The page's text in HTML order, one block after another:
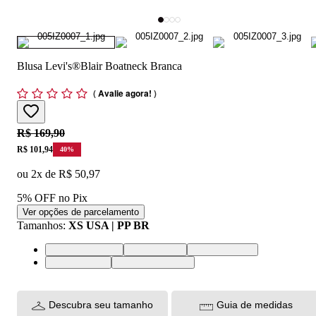
Blusa Levi's®Blair Boatneck Branca
(Avalie agora! )
Original price:
R$ 169,90
Price:
R$ 101,94 40%
ou 2x de R$ 50,97
5% OFF no Pix
Ver opções de parcelamento
Tamanhos: XS USA | PP BR
XS USA | PP BRS USA | P BRM USA | M BR
L USA | G BRXL USA | GG BR
Descubra seu tamanho Guia de medidas